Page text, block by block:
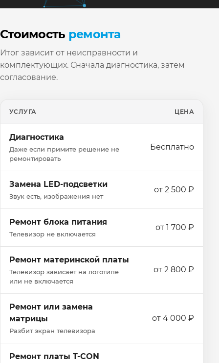
Стоимость ремонта
Итог зависит от неисправности и
комплектующих. Сначала диагностика, затем
согласование.
УСЛУГА ЦЕНА
Диагностика
Даже если примите решение не
ремонтировать
Бесплатно
Замена LED-подсветки
Звук есть, изображения нет
от 2 500 ₽
Ремонт блока питания
Телевизор не включается
от 1 700 ₽
Ремонт материнской платы
Телевизор зависает на логотипе
или не включается
от 2 800 ₽
Ремонт или замена
матрицы
Разбит экран телевизора
от 4 000 ₽
Ремонт платы T-CON